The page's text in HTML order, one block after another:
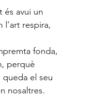
és avui un
respira,
fonda,
perquè
queda el seu
nosaltres.